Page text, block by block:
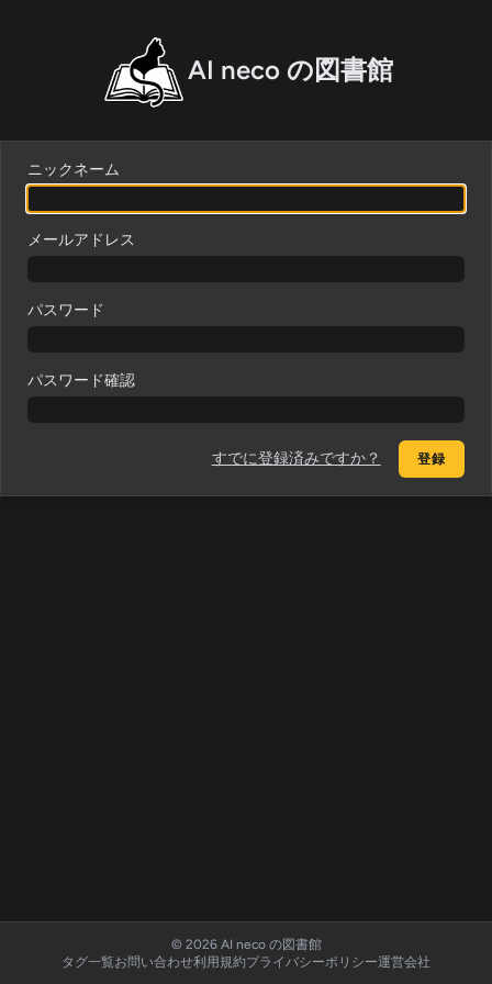
AI neco の図書館
ニックネーム
メールアドレス
パスワード
パスワード確認
すでに登録済みですか？ 登録
© 2026 AI neco の図書館
タグ一覧お問い合わせ利用規約プライバシーポリシー運営会社